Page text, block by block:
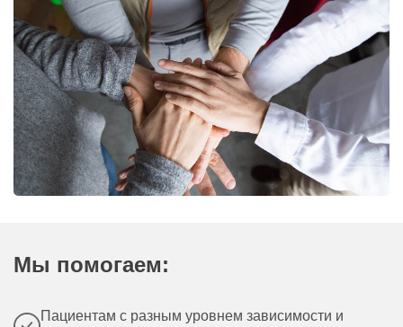
Мы помогаем:
Пациентам с разным уровнем зависимости и